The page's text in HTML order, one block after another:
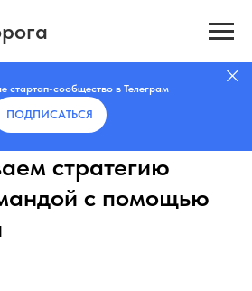
стартап-сообщество в Телеграм
ПОДПИСАТЬCЯ
стратегию
с помощью